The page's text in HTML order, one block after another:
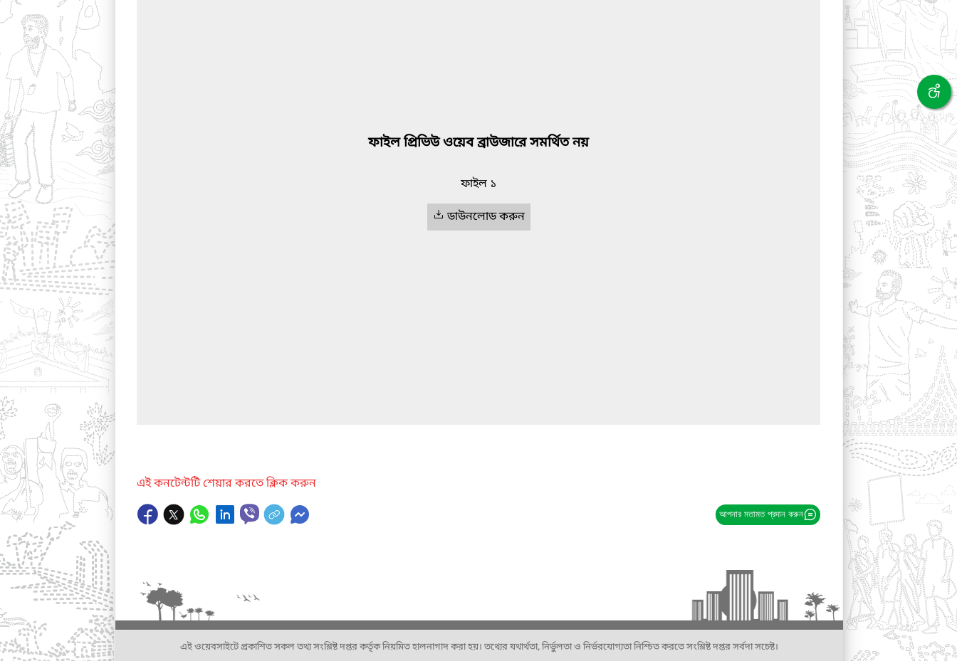
ফাইল প্রিভিউ ওয়েব ব্রাউজারে সমর্থিত নয়
ফাইল ১
ডাউনলোড করুন
এই কনটেন্টটি শেয়ার করতে ক্লিক করুন
আপনার মতামত প্রদান করুন
এই ওয়েবসাইটে প্রকাশিত সকল তথ্য সংশ্লিষ্ট দপ্তর কর্তৃক নিয়মিত হালনাগাদ করা হয়। তথ্যের যথার্থতা, নির্ভুলতা ও নির্ভরযোগ্যতা নিশ্চিত করতে সংশ্লিষ্ট দপ্তর সর্বদা সচেষ্ট।